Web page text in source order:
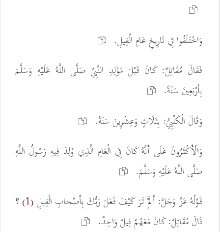
وَاخْتَلَفُوا فِي تَارِيخِ عَامِ الْفِيلِ.
فَقَالَ مُقَاتِلٌ: كَانَ قَبْلَ مَوْلِدِ النَّبِيِّ صَلَّى اللَّهُ عَلَيْهِ وَسَلَّمَ
بِأَرْبَعِينَ سَنَةً.
وَقَالَ الْكَلْبِيُّ: بِثَلَاثٍ وَعِشْرِينَ سَنَةً.
وَالْأَكْثَرُونَ عَلَى أَنَّهُ كَانَ فِي الْعَامِ الَّذِي وُلِدَ فِيهِ رَسُولُ اللَّهِ
صَلَّى اللَّهُ عَلَيْهِ وَسَلَّمَ.
قَوْلُهُ عَزَّ وَجَلَّ: أَلَمْ تَرَ كَيْفَ فَعَلَ رَبُّكَ بِأَصْحابِ الْفِيلِ(1)
؟
قَالَ مُقَاتِلٌ: كَانَ مَعَهُمْ فِيلٌ وَاحِدٌ.